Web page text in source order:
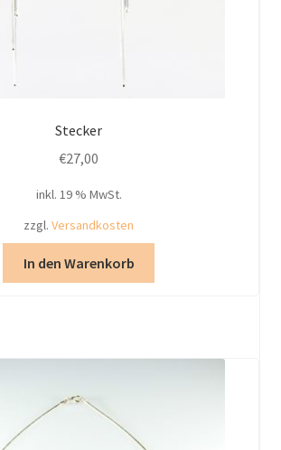
Stecker
€27,00
inkl. 19 % MwSt.
zzgl. Versandkosten
In den Warenkorb